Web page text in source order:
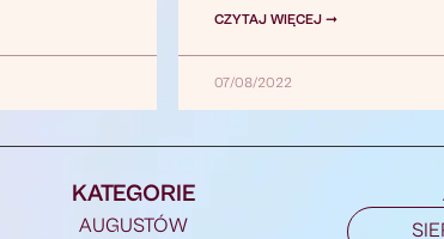
CZYTAJ WIĘCEJ ➞
07/08/2022
KATEGORIE
AUGUSTÓW